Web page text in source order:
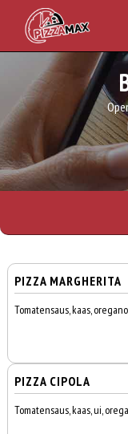
PIZZA MARGHERITA
Tomatensaus, kaas, oregano
PIZZA CIPOLA
Tomatensaus, kaas, ui,